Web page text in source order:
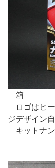
箱
ロゴはヒー
ジデザイン
キットナン